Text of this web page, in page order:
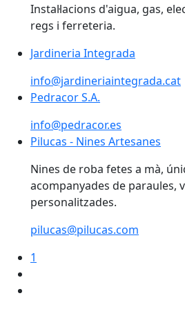
Instal·lacions d'aigua, gas,
regs i ferreteria.
Jardineria Integrada
info@jardineriaintegrada.cat
Pedracor S.A.
info@pedracor.es
Pilucas - Nines Artesanes
Nines de roba fetes a mà,
acompanyades de paraules,
personalitzades.
pilucas@pilucas.com
1